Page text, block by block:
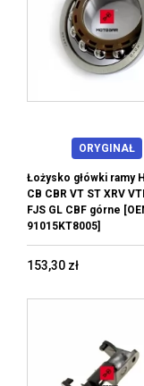
ORYGINAŁ
Łożysko główki ramy
CB CBR VT ST XRV
FJS GL CBF górne
91015KT8005]
153,30 zł